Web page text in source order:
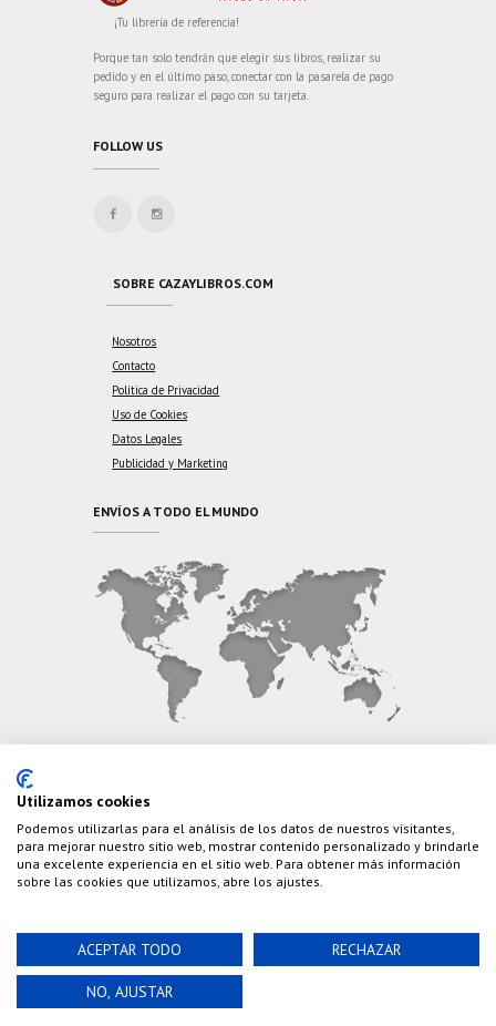
¡Tu librería de referencia!
Porque tan solo tendrán que elegir sus libros, realizar su
pedido y en el último paso, conectar con la pasarela de pago
seguro para realizar el pago con su tarjeta.
FOLLOW US
SOBRE CAZAYLIBROS.COM
Nosotros
Contacto
Política de Privacidad
Uso de Cookies
Datos Legales
Publicidad y Marketing
ENVÍOS A TODO EL MUNDO
Teléfono: (+34) 626 495 499
E-Mail: info@cazaylibros.com
Powered by©Nao Grupo de Comunicación, S.L.
2020 Cazaylibros.com ¡Todo Un Tiro!, todos los
derechos reservados.
Utilizamos cookies
Podemos utilizarlas para el análisis de los datos de nuestros visitantes,
para mejorar nuestro sitio web, mostrar contenido personalizado y brindarle
una excelente experiencia en el sitio web. Para obtener más información
sobre las cookies que utilizamos, abre los ajustes.
ACEPTAR TODO RECHAZAR
NO, AJUSTAR